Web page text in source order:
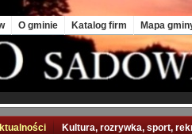
O gminie Katalog firm Mapa
Kultura, rozrywka, sport,